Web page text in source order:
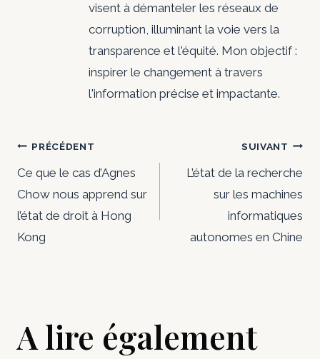
visent à démanteler les réseaux de
corruption, illuminant la voie vers la
transparence et l'équité. Mon objectif :
inspirer le changement à travers
l'information précise et impactante.
Navigation
de
l’article
PRÉCÉDENT
Ce que le cas d’Agnes
Chow nous apprend sur
l’état de droit à Hong
Kong
SUIVANT
L’état de la recherche
sur les machines
informatiques
autonomes en Chine
A lire également